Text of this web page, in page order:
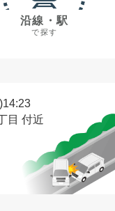
沿線・駅
で探す
目 付近